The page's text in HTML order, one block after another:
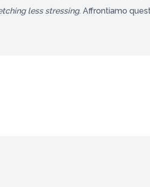
less stressing. Affrontiamo